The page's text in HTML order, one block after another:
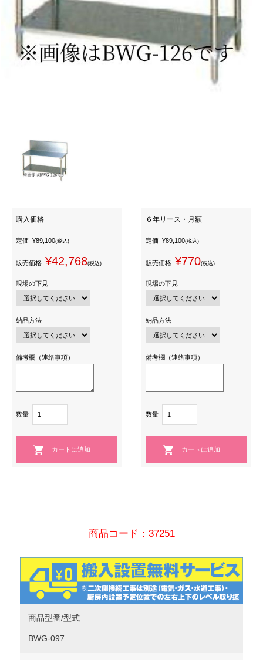
購入価格
定価 ¥89,100(税込)
販売価格 ¥42,768(税込)
現場の下見
納品方法
備考欄（連絡事項）
数量
６年リース・月額
定価 ¥89,100(税込)
販売価格 ¥770(税込)
現場の下見
納品方法
備考欄（連絡事項）
数量
商品コード：37251
商品型番/型式
BWG-097